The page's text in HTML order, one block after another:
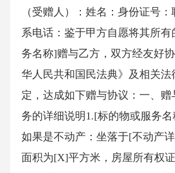
（受赠人）：姓名：身份证号
系电话：鉴于甲方自愿将其所有
务名称]赠与乙方，双方经友好
华人民共和国民法典》及相关法
定，达成如下赠与协议：一、赠
务的详细说明1.[标的物或服务
如果是不动产：坐落于[不动产
面积为[X]平方米，房屋所有权